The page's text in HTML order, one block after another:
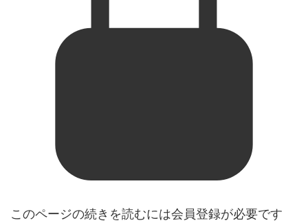
このページの続きを読むには会員登録が必要です